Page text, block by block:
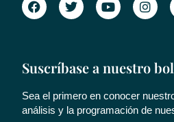
Suscríbase a nuestro
Sea el primero en conocer
análisis y la programación de